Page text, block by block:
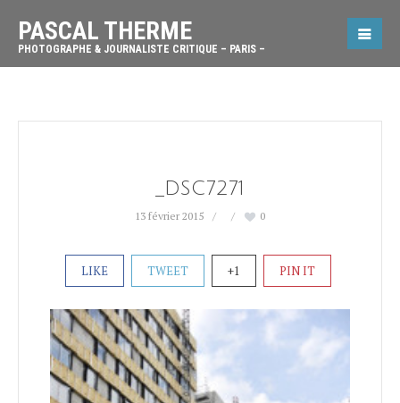
PASCAL THERME
PHOTOGRAPHE & JOURNALISTE CRITIQUE – PARIS –
_DSC7271
13 février 2015 0
LIKE TWEET +1 PIN IT